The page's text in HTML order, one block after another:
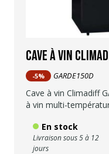
Cave à vin
-5% GARDE150D
Cave à vin Climadiff
à vin multi-
En stock
Livraison sous 5 à 12
jours